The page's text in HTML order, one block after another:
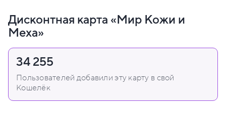
Дисконтная карта «Мир Кожи и
Меха»
34 255
Пользователей добавили эту карту в свой
Кошелёк